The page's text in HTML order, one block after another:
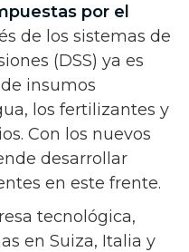
por el
de los sistemas de
(DSS) ya es
insumos
los fertilizantes y
Con los nuevos
desarrollar
en este frente.
tecnológica,
en Suiza, Italia y